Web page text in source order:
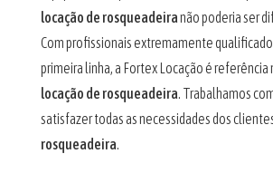
locação de rosqueadeiranão poderia ser
Com profissionais extremamente
primeira linha, a Fortex Locação é referência
locação de rosqueadeira. Trabalhamos
satisfazer todas as necessidades dos
rosqueadeira.